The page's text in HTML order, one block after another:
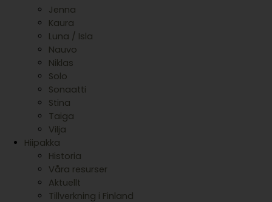
Jenna
Kaura
Luna / Isla
Nauvo
Niklas
Solo
Sonaatti
Stina
Taiga
Vilja
Hiipakka
Historia
Våra resurser
Aktuellt
Tillverkning i Finland